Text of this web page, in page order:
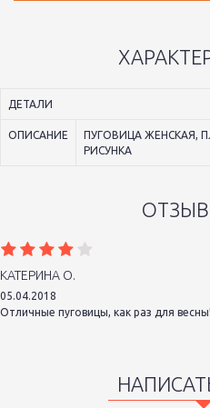
ДЕТАЛИ
ОПИСАНИЕ
ПУГОВИЦА ЖЕНСКАЯ,
РИСУНКА
КАТЕРИНА О.
05.04.2018
Отличные пуговицы, как раз для весны!